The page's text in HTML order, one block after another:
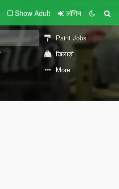
Show Adult लॉगिन
Paint Jobs
खिलाड़ी
More